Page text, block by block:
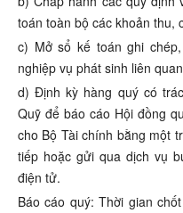
toán toàn bộ các khoản thu,
c) Mở sổ kế toán ghi
nghiệp vụ phát sinh liên
d) Định kỳ hàng quý có
Quỹ để báo cáo Hội đồng
cho Bộ Tài chính bằng một
tiếp hoặc gửi qua dịch vụ
điện tử.
Báo cáo quý: Thời gian